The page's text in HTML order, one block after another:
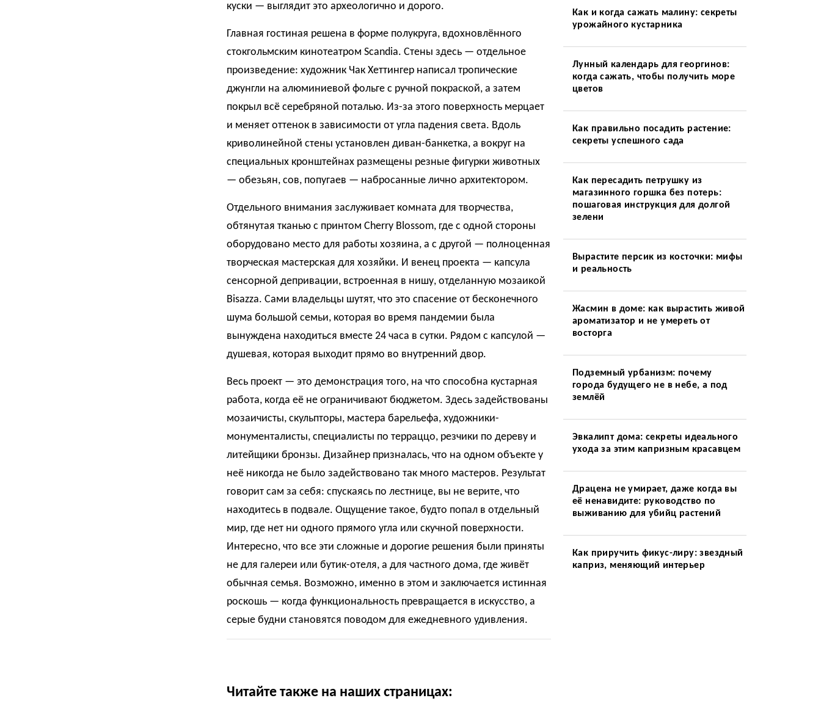
куски — выглядит это археологично и дорого.
Главная гостиная решена в форме полукруга, вдохновлённого
стокгольмским кинотеатром Scandia. Стены здесь — отдельное
произведение: художник Чак Хеттингер написал тропические
джунгли на алюминиевой фольге с ручной покраской, а затем
покрыл всё серебряной поталью. Из-за этого поверхность мерцает
и меняет оттенок в зависимости от угла падения света. Вдоль
криволинейной стены установлен диван-банкетка, а вокруг на
специальных кронштейнах размещены резные фигурки животных
— обезьян, сов, попугаев — набросанные лично архитектором.
Отдельного внимания заслуживает комната для творчества,
обтянутая тканью с принтом Cherry Blossom, где с одной стороны
оборудовано место для работы хозяина, а с другой — полноценная
творческая мастерская для хозяйки. И венец проекта — капсула
сенсорной депривации, встроенная в нишу, отделанную мозаикой
Bisazza. Сами владельцы шутят, что это спасение от бесконечного
шума большой семьи, которая во время пандемии была
вынуждена находиться вместе 24 часа в сутки. Рядом с капсулой —
душевая, которая выходит прямо во внутренний двор.
Весь проект — это демонстрация того, на что способна кустарная
работа, когда её не ограничивают бюджетом. Здесь задействованы
мозаичисты, скульпторы, мастера барельефа, художники-
монументалисты, специалисты по терраццо, резчики по дереву и
литейщики бронзы. Дизайнер призналась, что на одном объекте у
неё никогда не было задействовано так много мастеров. Результат
говорит сам за себя: спускаясь по лестнице, вы не верите, что
находитесь в подвале. Ощущение такое, будто попал в отдельный
мир, где нет ни одного прямого угла или скучной поверхности.
Интересно, что все эти сложные и дорогие решения были приняты
не для галереи или бутик-отеля, а для частного дома, где живёт
обычная семья. Возможно, именно в этом и заключается истинная
роскошь — когда функциональность превращается в искусство, а
серые будни становятся поводом для ежедневного удивления.
Читайте также на наших страницах:
Как и когда сажать малину: секреты
урожайного кустарника
Лунный календарь для георгинов:
когда сажать, чтобы получить море
цветов
Как правильно посадить растение:
секреты успешного сада
Как пересадить петрушку из
магазинного горшка без потерь:
пошаговая инструкция для долгой
зелени
Вырастите персик из косточки: мифы
и реальность
Жасмин в доме: как вырастить живой
ароматизатор и не умереть от
восторга
Подземный урбанизм: почему
города будущего не в небе, а под
землёй
Эвкалипт дома: секреты идеального
ухода за этим капризным красавцем
Драцена не умирает, даже когда вы
её ненавидите: руководство по
выживанию для убийц растений
Как приручить фикус-лиру: звездный
каприз, меняющий интерьер